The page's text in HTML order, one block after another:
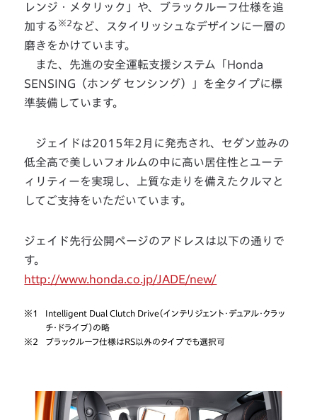
レンジ・メタリック」や、ブラックルーフ仕様を追
加する ※2など、スタイリッシュなデザインに一層の
磨きをかけています。
また、先進の安全運転支援システム「Honda
SENSING（ホンダ センシング）」を全タイプに標
準装備しています。
ジェイドは2015年2月に発売され、セダン並みの
低全高で美しいフォルムの中に高い居住性とユーテ
ィリティーを実現し、上質な走りを備えたクルマと
してご支持をいただいています。
ジェイド先行公開ページのアドレスは以下の通りで
す。
http://www.honda.co.jp/JADE/new/
※1
Intelligent Dual Clutch Drive（インテリジェント・デュアル・クラッ
チ・ドライブ）の略
※2
ブラックルーフ仕様はRS以外のタイプでも選択可